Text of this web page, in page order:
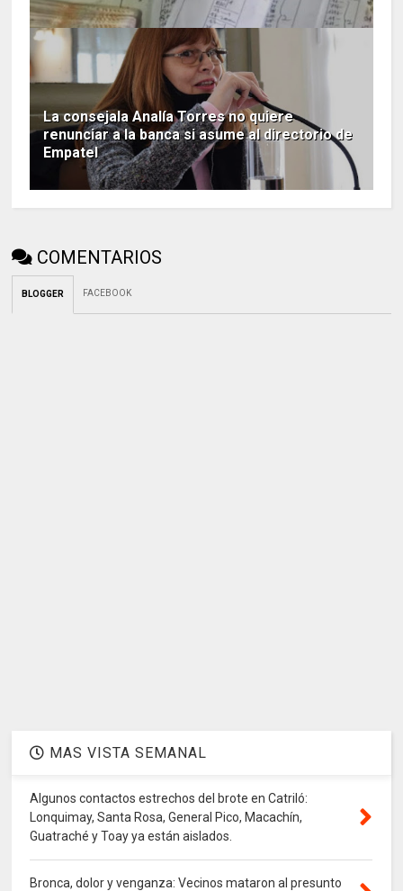
La consejala Analía Torres no quiere
renunciar a la banca si asume al directorio de
Empatel
COMENTARIOS
BLOGGER FACEBOOK
MAS VISTA SEMANAL
Algunos contactos estrechos del brote en Catriló:
Lonquimay, Santa Rosa, General Pico, Macachín,
Guatraché y Toay ya están aislados.
Bronca, dolor y venganza: Vecinos mataron al presunto